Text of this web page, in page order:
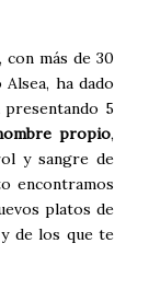
con más de 30
ha dado
5
propio,
y sangre de
encontramos
platos de
de los que te